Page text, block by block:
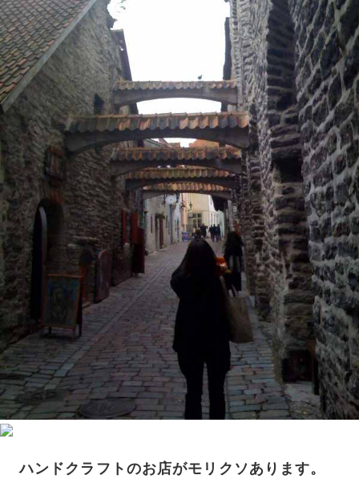
ハンドクラフトのお店がモリクソあります。